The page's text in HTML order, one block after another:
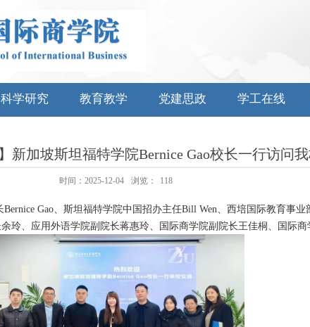
科学研究 教育教学 党建思政 学工在线
新加坡斯坦福特学院Bernice Gao校长一行访问
时间：2025-12-04 浏览： 118
Bernice Gao、斯坦福特学院中国招办主任Bill Wen、西培国际教育事业
玲、应用外语学院副院长蒋惠玲、国际商学院副院长王佳桐、国际商